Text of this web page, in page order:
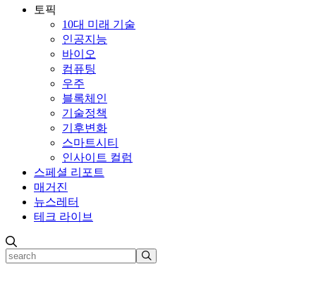
토픽
10대 미래 기술
인공지능
바이오
컴퓨팅
우주
블록체인
기술정책
기후변화
스마트시티
인사이트 컬럼
스페셜 리포트
매거진
뉴스레터
테크 라이브